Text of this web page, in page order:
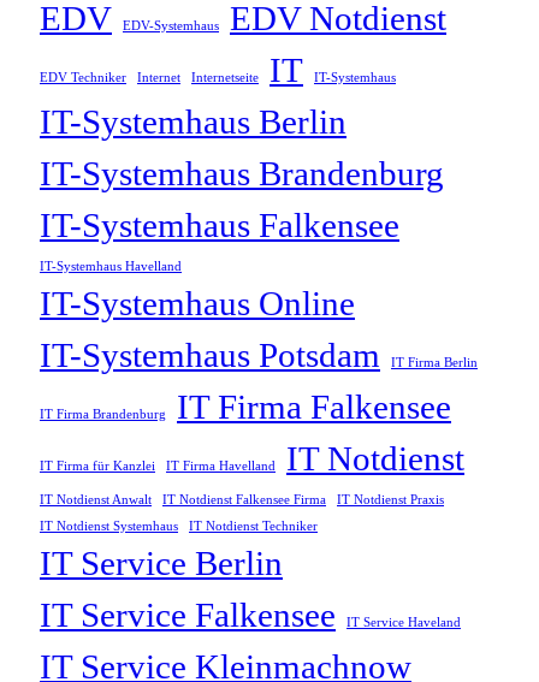
EDV EDV-Systemhaus EDV Notdienst
EDV Techniker Internet Internetseite IT IT-Systemhaus
IT-Systemhaus Berlin
IT-Systemhaus Brandenburg
IT-Systemhaus Falkensee
IT-Systemhaus Havelland
IT-Systemhaus Online
IT-Systemhaus Potsdam
IT Firma Berlin
IT Firma Brandenburg IT Firma Falkensee
IT Firma für Kanzlei IT Firma Havelland IT Notdienst
IT Notdienst Anwalt IT Notdienst Falkensee Firma
IT Notdienst Praxis
IT Notdienst Systemhaus
IT Notdienst Techniker
IT Service Berlin
IT Service Falkensee
IT Service Haveland
IT Service Kleinmachnow